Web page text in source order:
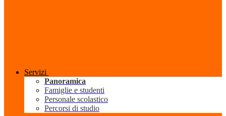
Servizi
Panoramica
Famiglie e studenti
Personale scolastico
Percorsi di studio